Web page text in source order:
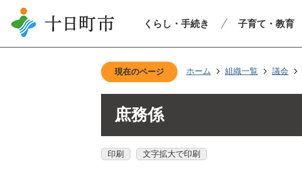
くらし・手続き 子育て・教育
現在のページ ホーム 組織一覧 議会
庶務係
印刷 文字拡大で印刷